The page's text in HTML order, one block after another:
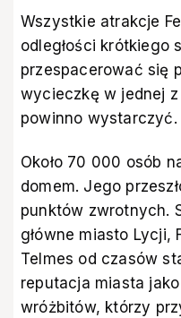
Wszystkie atrakcje
odległości krótkiego
przespacerować się
wycieczkę w jednej
powinno wystarczyć.
Około 70 000 osób
domem. Jego
punktów zwrotnych.
główne miasto Lycji,
Telmes od czasów
reputacja miasta
wróżbitów, którzy